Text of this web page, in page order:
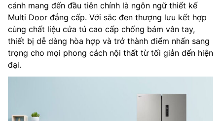
cánh mang đến đầu tiên chính là ngôn ngữ thiết kế
Multi Door đẳng cấp. Với sắc đen thượng lưu kết hợp
cùng chất liệu cửa tủ cao cấp chống bám vân tay,
thiết bị dễ dàng hòa hợp và trở thành điểm nhấn sang
trọng cho mọi phong cách nội thất từ tối giản đến hiện
đại.